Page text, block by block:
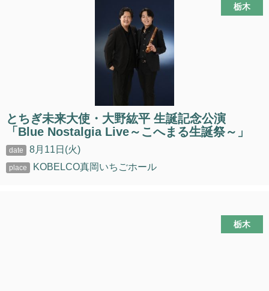
栃木
とちぎ未来大使・大野紘平 生誕記念公演
「Blue Nostalgia Live～こへまる生誕祭～」
8月11日(火)
KOBELCO真岡いちごホール
栃木